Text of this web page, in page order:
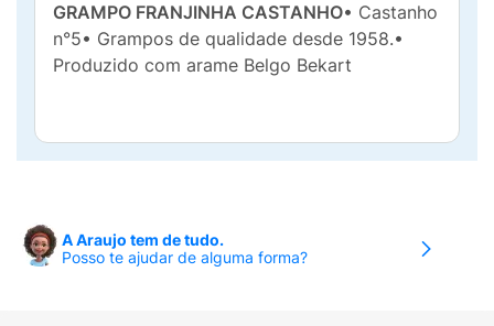
GRAMPO FRANJINHA CASTANHO• Castanho
n°5• Grampos de qualidade desde 1958.•
Produzido com arame Belgo Bekart
A Araujo tem de tudo.
Posso te ajudar de alguma forma?